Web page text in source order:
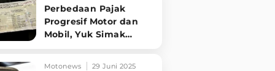
Perbedaan Pajak
Progresif Motor dan
Mobil, Yuk Simak
Singkatnya!
Motonews 29 Juni 2025